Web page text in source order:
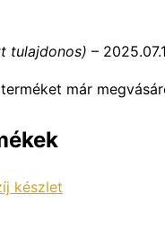
tulajdonos) –
már